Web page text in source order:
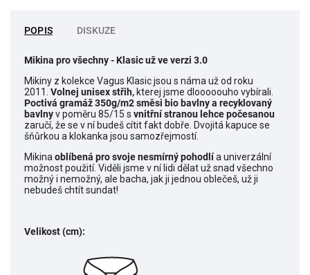
POPIS DISKUZE
Mikina pro všechny- Klasic už ve verzi 3.0
Mikiny z kolekce Vagus Klasic jsou s náma už od roku
2011. Volnej unisex střih, kterej jsme dlooooouho vybírali.
Poctivá gramáž 350g/m2 směsi bio bavlny a recyklovaný
bavlnyv poměru 85/15 s vnitřní stranou lehce počesanou
zaručí, že se v ní budeš cítit fakt dobře. Dvojitá kapuce se
šňůrkou a klokanka jsou samozřejmostí.
Mikina oblíbená pro svoje nesmírný pohodlía univerzální
možnost použití. Viděli jsme v ní lidi dělat už snad všechno
možný i nemožný, ale bacha, jak ji jednou oblečeš, už ji
nebudeš chtít sundat!
Velikost (cm):